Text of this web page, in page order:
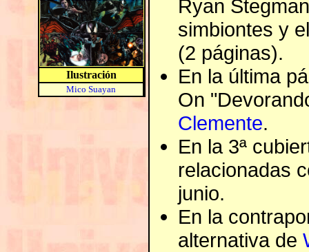
Ilustración
Mico Suayan
Ryan
simbiontes y
(2 páginas).
En la última
On
Clemente.
En la 3ª
relacionadas
junio.
En la
alternativa de